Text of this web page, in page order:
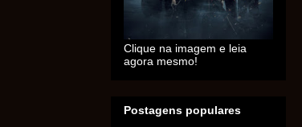
Clique na imagem e leia
agora mesmo!
Postagens populares